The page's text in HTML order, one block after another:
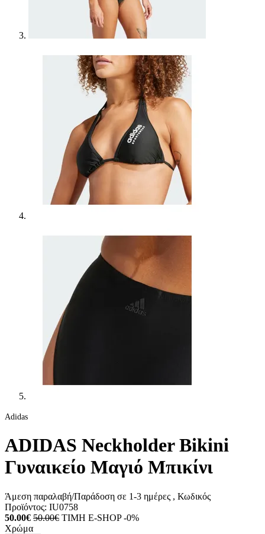
Adidas
ADIDAS Neckholder Bikini
Γυναικείο Μαγιό Μπικίνι
Άμεση παραλαβή/Παράδοση σε 1-3 ημέρες , Κωδικός
Προϊόντος: IU0758
50.00€ 50.00€ ΤΙΜΗ E-SHOP -0%
Χρώμα